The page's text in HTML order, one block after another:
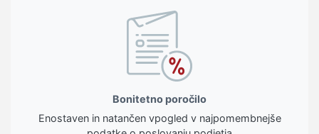
Bonitetno poročilo
Enostaven in natančen vpogled v najpomembnejše